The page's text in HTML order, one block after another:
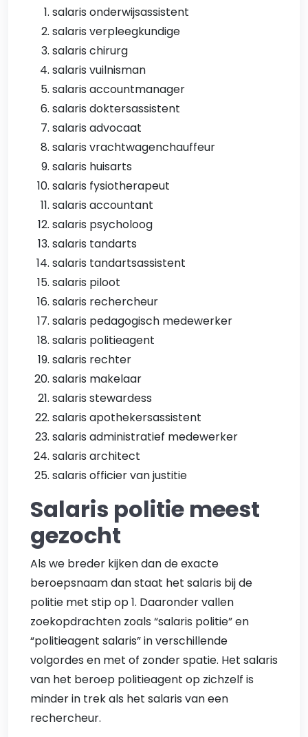
salaris onderwijsassistent
salaris verpleegkundige
salaris chirurg
salaris vuilnisman
salaris accountmanager
salaris doktersassistent
salaris advocaat
salaris vrachtwagenchauffeur
salaris huisarts
salaris fysiotherapeut
salaris accountant
salaris psycholoog
salaris tandarts
salaris tandartsassistent
salaris piloot
salaris rechercheur
salaris pedagogisch medewerker
salaris politieagent
salaris rechter
salaris makelaar
salaris stewardess
salaris apothekersassistent
salaris administratief medewerker
salaris architect
salaris officier van justitie
Salaris politie meest
gezocht
Als we breder kijken dan de exacte
beroepsnaam dan staat het salaris bij de
politie met stip op 1. Daaronder vallen
zoekopdrachten zoals “salaris politie” en
“politieagent salaris” in verschillende
volgordes en met of zonder spatie. Het salaris
van het beroep politieagent op zichzelf is
minder in trek als het salaris van een
rechercheur.